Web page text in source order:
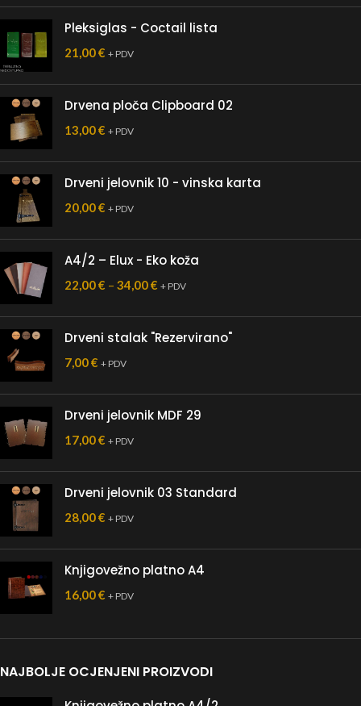
Pleksiglas - Coctail lista
21,00€ + PDV
Drvena ploča Clipboard 02
13,00€ + PDV
Drveni jelovnik 10 - vinska karta
20,00€ + PDV
A4/2 – Elux - Eko koža
22,00€ – 34,00€ + PDV
Drveni stalak "Rezervirano"
7,00€ + PDV
Drveni jelovnik MDF 29
17,00€ + PDV
Drveni jelovnik 03 Standard
28,00€ + PDV
Knjigovežno platno A4
16,00€ + PDV
NAJBOLJE OCJENJENI PROIZVODI